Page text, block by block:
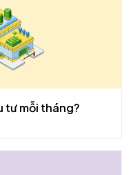
tư mỗi tháng?